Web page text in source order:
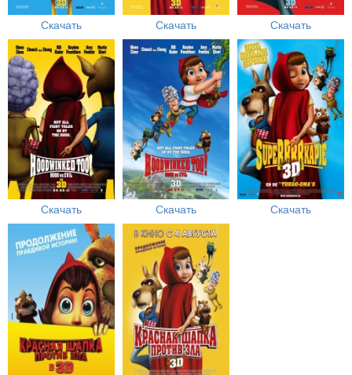
Скачать Скачать Скачать
Скачать Скачать Скачать